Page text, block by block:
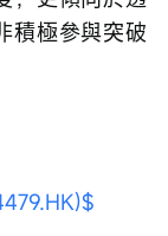
積極參與突破